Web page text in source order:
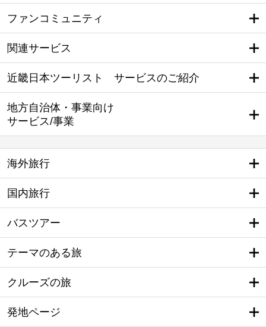
ファンコミュニティ
関連サービス
近畿日本ツーリスト サービスのご紹介
地方自治体・事業向け
サービス/事業
海外旅行
国内旅行
バスツアー
テーマのある旅
クルーズの旅
発地ページ